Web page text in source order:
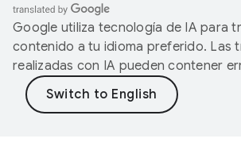
Google utiliza tecnología de IA para
contenido a tu idioma preferido. Las
realizadas con IA pueden contener